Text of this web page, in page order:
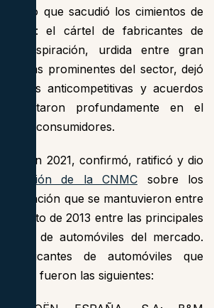
que sacudió los cimientos de
el cártel de fabricantes de
conspiración, urdida entre gran
más prominentes del sector, dejó
anticompetitivas y acuerdos
impactaron profundamente en el
y sus consumidores.
en 2021, confirmó, ratificó y dio
de la CNMC sobre los
que se mantuvieron entre
agosto de 2013 entre las principales
de automóviles del mercado.
fabricantes de automóviles que
cártel fueron las siguientes: